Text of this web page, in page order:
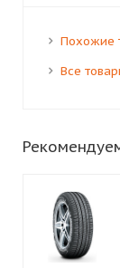
Похожие
Все